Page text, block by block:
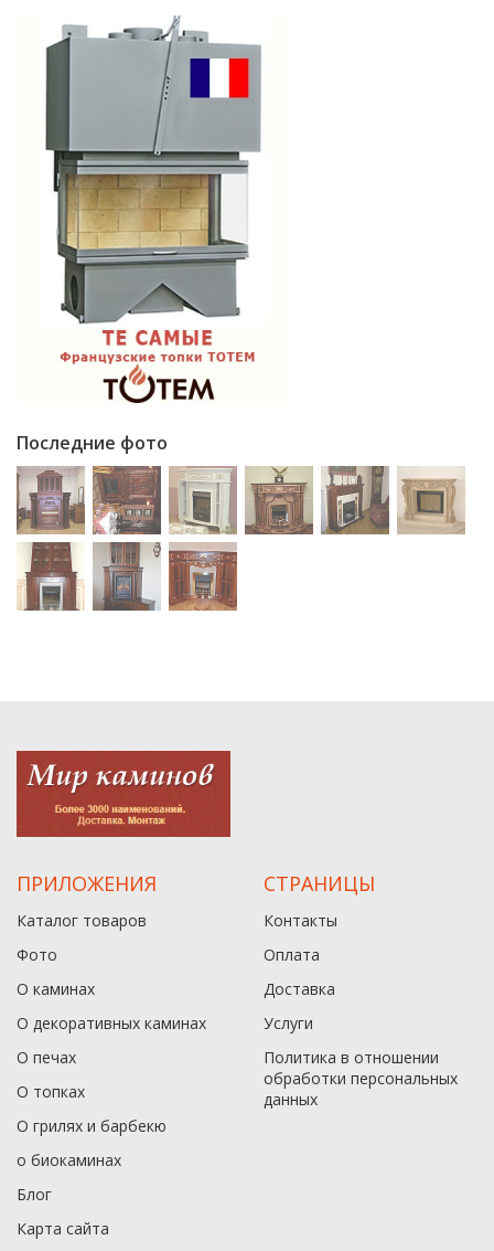
Последние фото
ПРИЛОЖЕНИЯ
Каталог товаров
Фото
О каминах
О декоративных каминах
О печах
О топках
О грилях и барбекю
о биокаминах
Блог
Карта сайта
СТРАНИЦЫ
Контакты
Оплата
Доставка
Услуги
Политика в отношении
обработки персональных
данныx